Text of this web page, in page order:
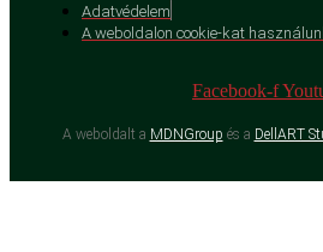
Adatvédelem
A weboldalon cookie-kat
Facebook-f
A weboldalt a MDNGroup és a DellART